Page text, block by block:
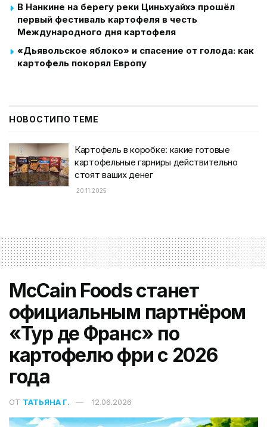
В Нанкине на берегу реки Циньхуайхэ прошёл
первый фестиваль картофеля в честь
Международного дня картофеля
«Дьявольское яблоко» и спасение от голода: как
картофель покорял Европу
НОВОСТИПО ТЕМЕ
Картофель в коробке: какие готовые
картофельные гарниры действительно
стоят ваших денег
20.11.2025
McCain Foods станет
официальным партнёром
«Тур де Франс» по
картофелю фри с 2026
года
ОТ ТАТЬЯНА Г. 12.06.2026